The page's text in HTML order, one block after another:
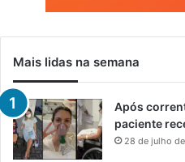
Mais lidas na semana
Após
paciente
28 de julho